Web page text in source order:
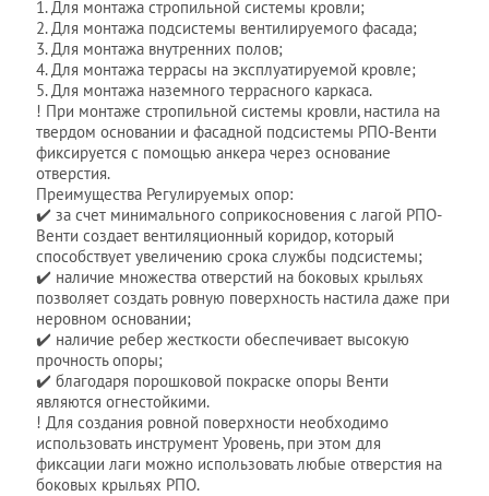
1. Для монтажа стропильной системы кровли;
2. Для монтажа подсистемы вентилируемого фасада;
3. Для монтажа внутренних полов;
4. Для монтажа террасы на эксплуатируемой кровле;
5. Для монтажа наземного террасного каркаса.
! При монтаже стропильной системы кровли, настила на
твердом основании и фасадной подсистемы РПО-Венти
фиксируется с помощью анкера через основание
отверстия.
Преимущества Регулируемых опор:
✔️ за счет минимального соприкосновения с лагой РПО-
Венти создает вентиляционный коридор, который
способствует увеличению срока службы подсистемы;
✔️ наличие множества отверстий на боковых крыльях
позволяет создать ровную поверхность настила даже при
неровном основании;
✔️ наличие ребер жесткости обеспечивает высокую
прочность опоры;
✔️ благодаря порошковой покраске опоры Венти
являются огнестойкими.
! Для создания ровной поверхности необходимо
использовать инструмент Уровень, при этом для
фиксации лаги можно использовать любые отверстия на
боковых крыльях РПО.